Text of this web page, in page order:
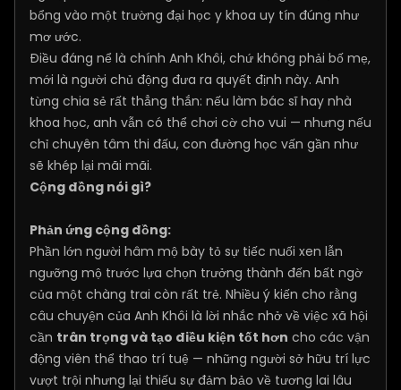
bổng vào một trường đại học y khoa uy tín đúng như
mơ ước.
Điều đáng nể là chính Anh Khôi, chứ không phải bố mẹ,
mới là người chủ động đưa ra quyết định này. Anh
từng chia sẻ rất thẳng thắn: nếu làm bác sĩ hay nhà
khoa học, anh vẫn có thể chơi cờ cho vui — nhưng nếu
chỉ chuyên tâm thi đấu, con đường học vấn gần như
sẽ khép lại mãi mãi.
Cộng đồng nói gì?
Phản ứng cộng đồng:
Phần lớn người hâm mộ bày tỏ sự tiếc nuối xen lẫn
ngưỡng mộ trước lựa chọn trưởng thành đến bất ngờ
của một chàng trai còn rất trẻ. Nhiều ý kiến cho rằng
câu chuyện của Anh Khôi là lời nhắc nhở về việc xã hội
cần trân trọng và tạo điều kiện tốt hơn cho các vận
động viên thể thao trí tuệ — những người sở hữu trí lực
vượt trội nhưng lại thiếu sự đảm bảo về tương lai lâu